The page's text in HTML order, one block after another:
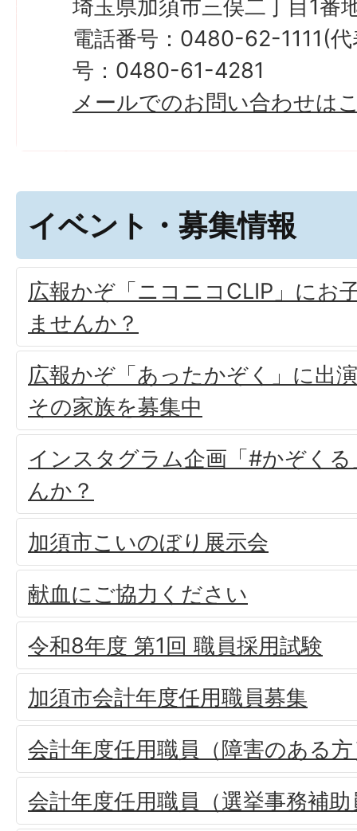
埼玉県加須市三俣二丁目1番
電話番号：0480-62-1111(
号：0480-61-4281
メールでのお問い合わせは
イベント・募集情報
広報かぞ「ニコニコCLIP」にお
ませんか？
広報かぞ「あったかぞく」に出
その家族を募集中
インスタグラム企画「#かぞく
んか？
加須市こいのぼり展示会
献血にご協力ください
令和8年度 第1回 職員採用試験
加須市会計年度任用職員募集
会計年度任用職員（障害のある
会計年度任用職員（選挙事務補